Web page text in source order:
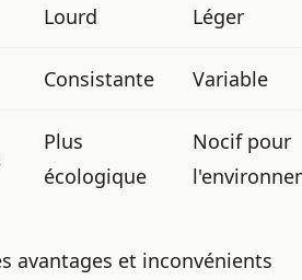
Lourd Léger
Consistante Variable
Plus
écologique
Nocif pour
avantages et inconvénients